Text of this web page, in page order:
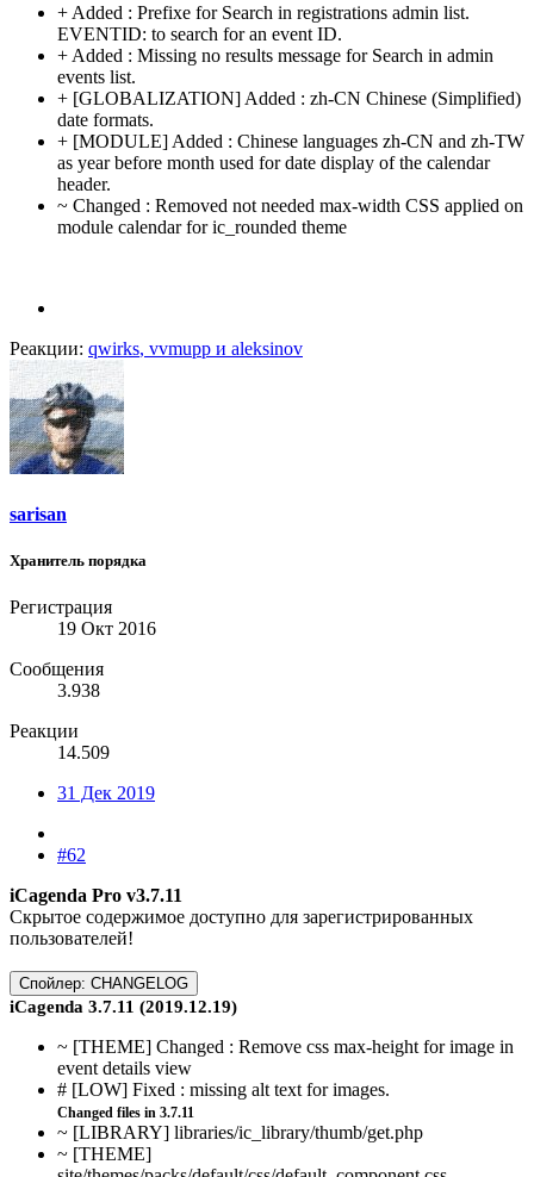
+ Added : Prefixe for Search in registrations admin list.
EVENTID: to search for an event ID.
+ Added : Missing no results message for Search in admin
events list.
+ [GLOBALIZATION] Added : zh-CN Chinese (Simplified)
date formats.
+ [MODULE] Added : Chinese languages zh-CN and zh-TW
as year before month used for date display of the calendar
header.
~ Changed : Removed not needed max-width CSS applied on
module calendar for ic_rounded theme
Реакции: qwirks, vvmupp и aleksinov
sarisan
Хранитель порядка
Регистрация
19 Окт 2016
Сообщения
3.938
Реакции
14.509
31 Дек 2019
#62
iCagenda Pro v3.7.11
Скрытое содержимое доступно для зарегистрированных
пользователей!
Спойлер: CHANGELOG
iCagenda 3.7.11 (2019.12.19)
~ [THEME] Changed : Remove css max-height for image in
event details view
# [LOW] Fixed : missing alt text for images.
Changed files in 3.7.11
~ [LIBRARY] libraries/ic_library/thumb/get.php
~ [THEME]